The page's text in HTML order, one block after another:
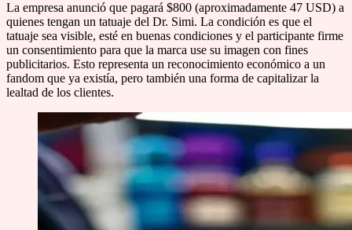
La empresa anunció que pagará $800 (aproximadamente 47 USD) a
quienes tengan un tatuaje del Dr. Simi. La condición es que el
tatuaje sea visible, esté en buenas condiciones y el participante firme
un consentimiento para que la marca use su imagen con fines
publicitarios. Esto representa un reconocimiento económico a un
fandom que ya existía, pero también una forma de capitalizar la
lealtad de los clientes.